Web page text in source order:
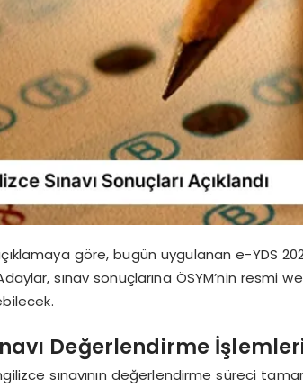
göre, bugün uygulanan e-YDS
sınav sonuçlarına ÖSYM’nin resmi
Değerlendirme
sınavının değerlendirme süreci